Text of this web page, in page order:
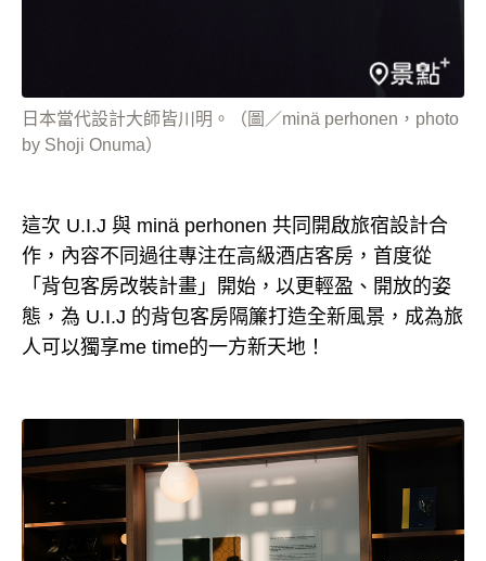
日本當代設計大師皆川明。（圖／minä perhonen，photo
by Shoji Onuma）
這次 U.I.J 與 minä perhonen 共同開啟旅宿設計合
作，內容不同過往專注在高級酒店客房，首度從
「背包客房改裝計畫」開始，以更輕盈、開放的姿
態，為 U.I.J 的背包客房隔簾打造全新風景，成為旅
人可以獨享me time的一方新天地！